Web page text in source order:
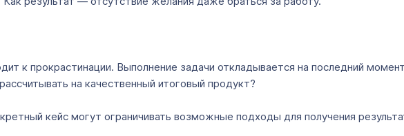
к прокрастинации. Выполнение задачи откладывается на последний
на качественный итоговый продукт?
кейс могут ограничивать возможные подходы для получения